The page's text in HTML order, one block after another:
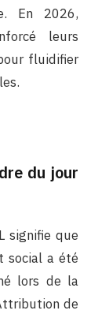
En 2026,
leurs
fluidifier
du jour
signifie que
social a été
lors de la
de